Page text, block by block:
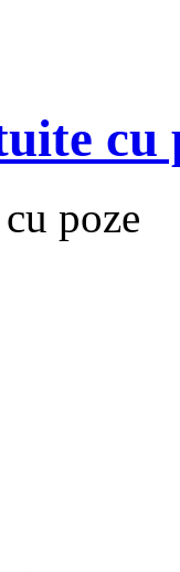
cu
poze